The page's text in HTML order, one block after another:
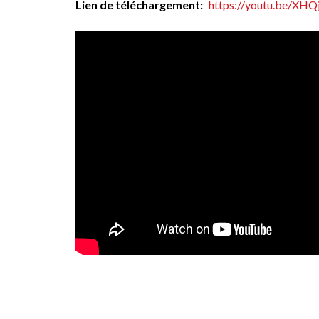
Lien de téléchargement https://youtu.be/